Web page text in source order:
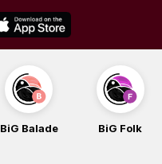
BiG Balade BiG Folk